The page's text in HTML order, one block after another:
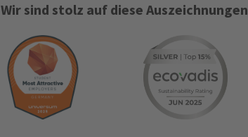
Wir sind stolz auf diese Auszeichnungen